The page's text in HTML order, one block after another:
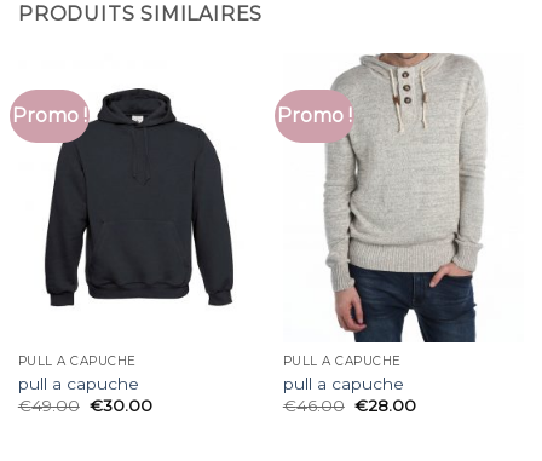
PRODUITS SIMILAIRES
Promo !
PULL A CAPUCHE
pull a capuche
€49.00 €30.00
Promo !
PULL A CAPUCHE
pull a capuche
€46.00 €28.00